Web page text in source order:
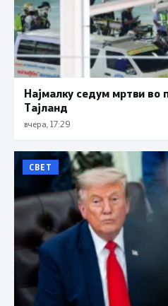
Најмалку седум мртви во
Тајланд
вчера, 17:29
СВЕТ